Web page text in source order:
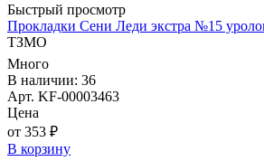
Быстрый просмотр
Прокладки Сени Леди экстра №15
ТЗМО
Много
В наличии: 36
Арт. KF-00003463
Цена
от 353 ₽
В корзину